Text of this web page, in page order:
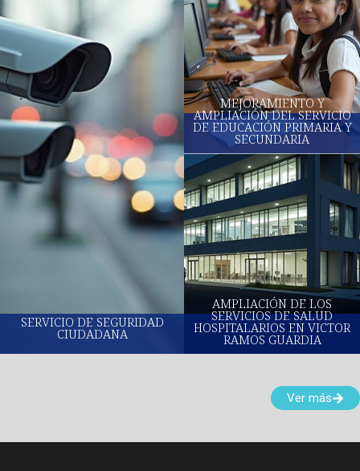
SERVICIO DE SEGURIDAD
CIUDADANA
MEJORAMIENTO Y
AMPLIACIÓN DEL SERVICIO
DE EDUCACIÓN PRIMARIA Y
SECUNDARIA
AMPLIACIÓN DE LOS
SERVICIOS DE SALUD
HOSPITALARIOS EN VICTOR
RAMOS GUARDIA
Ver más